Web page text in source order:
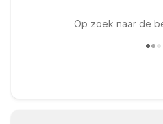
Op zoek naar de